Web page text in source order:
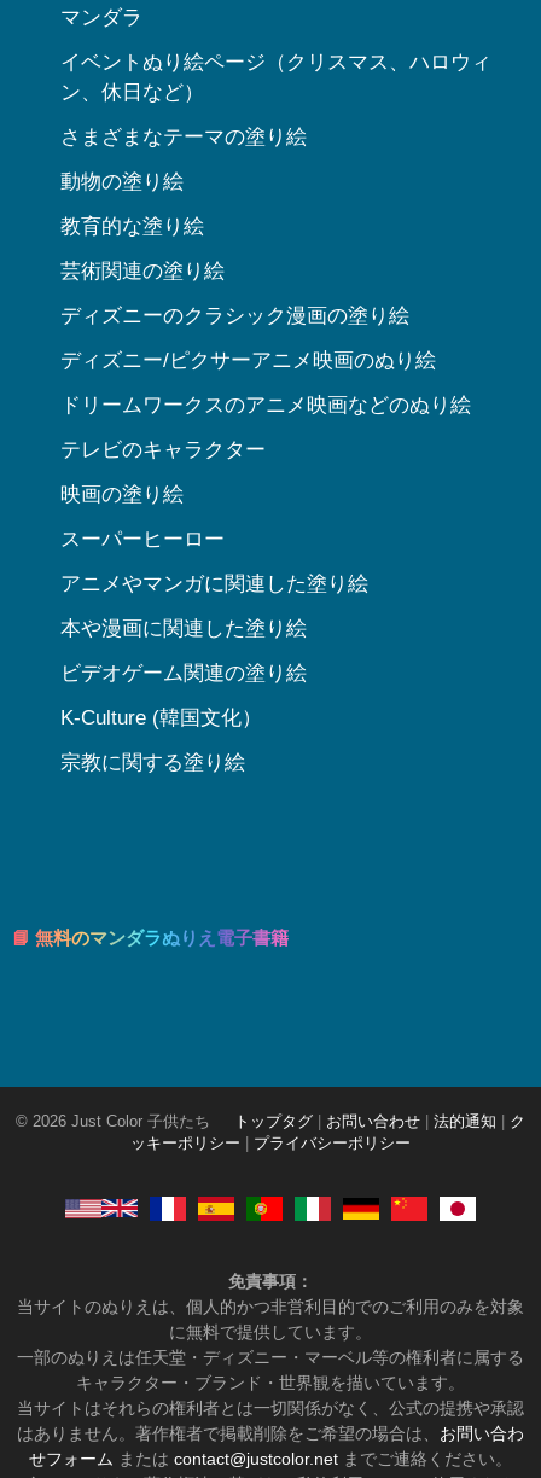
マンダラ
イベントぬり絵ページ（クリスマス、ハロウィ
ン、休日など）
さまざまなテーマの塗り絵
動物の塗り絵
教育的な塗り絵
芸術関連の塗り絵
ディズニーのクラシック漫画の塗り絵
ディズニー/ピクサーアニメ映画のぬり絵
ドリームワークスのアニメ映画などのぬり絵
テレビのキャラクター
映画の塗り絵
スーパーヒーロー
アニメやマンガに関連した塗り絵
本や漫画に関連した塗り絵
ビデオゲーム関連の塗り絵
K-Culture (韓国文化）
宗教に関する塗り絵
📘 無料のマンダラぬりえ電子書籍
© 2026 Just Color 子供たち トップタグ お問い合わせ 法的通知
ク
ッキーポリシー
プライバシーポリシー
免責事項：
当サイトのぬりえは、個人的かつ非営利目的でのご利用のみを対象
に無料で提供しています。
一部のぬりえは任天堂・ディズニー・マーベル等の権利者に属する
キャラクター・ブランド・世界観を描いています。
当サイトはそれらの権利者とは一切関係がなく、公式の提携や承認
はありません。著作権者で掲載削除をご希望の場合は、 お問い合わ
せフォーム または contact@justcolor.net までご連絡ください。